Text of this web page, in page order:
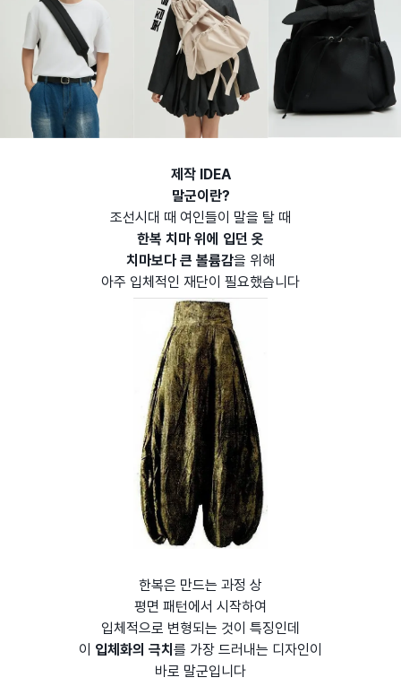
제작 IDEA
말군이란?
조선시대 때 여인들이 말을 탈 때
한복 치마 위에 입던 옷
치마보다 큰 볼륨감을 위해
아주 입체적인 재단이 필요했습니다
한복은 만드는 과정 상
평면 패턴에서 시작하여
입체적으로 변형되는 것이 특징인데
이 입체화의 극치 를 가장 드러내는 디자인이
바로 말군입니다